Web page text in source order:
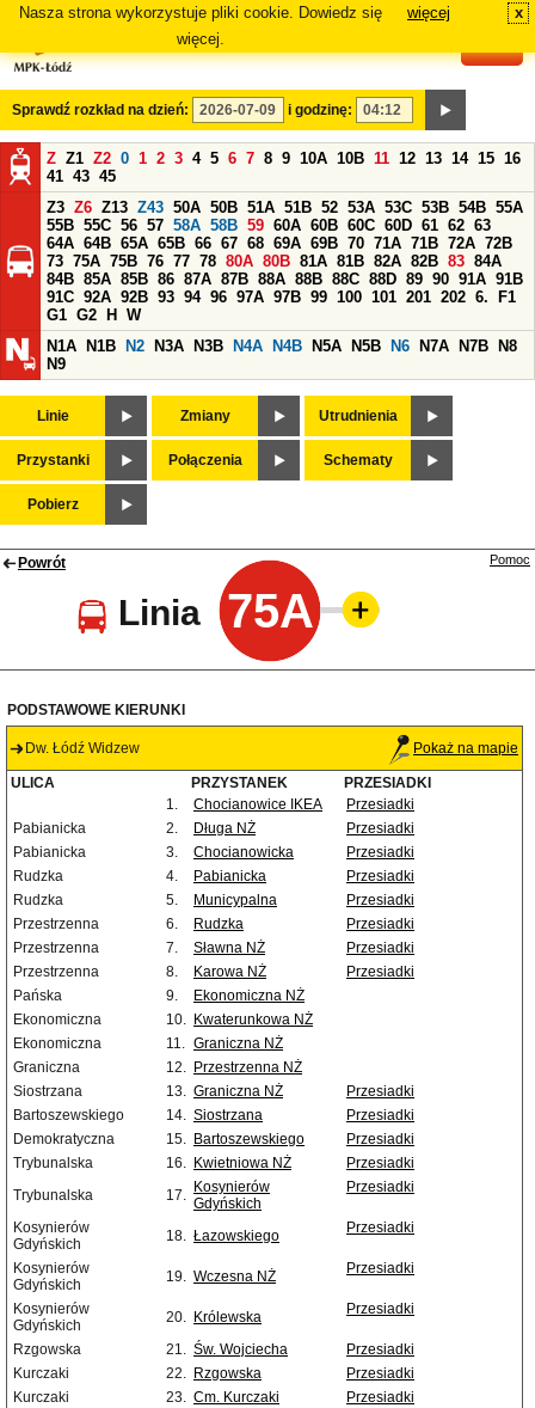
Nasza strona wykorzystuje pliki cookie. Dowiedz się
więcej.
więcej x
Sprawdź rozkład na dzień: i godzinę:
Z Z1 Z2 0 1 2 3 4 5 6 7 8 9 10A 10B 11 12 13 14 15 16
41 43 45
Z3 Z6 Z13 Z43 50A 50B 51A 51B 52 53A 53C 53B 54B 55A
55B 55C 56 57 58A 58B 59 60A 60B 60C 60D 61 62 63
64A 64B 65A 65B 66 67 68 69A 69B 70 71A 71B 72A 72B
73 75A 75B 76 77 78 80A 80B 81A 81B 82A 82B 83 84A
84B 85A 85B 86 87A 87B 88A 88B 88C 88D 89 90 91A 91B
91C 92A 92B 93 94 96 97A 97B 99 100 101 201 202 6.
F1
G1 G2 H
W
N1A
N1B N2 N3A N3B N4A N4B N5A N5B N6 N7A N7B
N8
N9
Linie Zmiany Utrudnienia
Przystanki Połączenia Schematy
Pobierz
Powrót
Linia 75A
Pomoc
PODSTAWOWE KIERUNKI
Dw. Łódź Widzew Pokaż na mapie
ULICA PRZYSTANEK
PRZESIADKI
1.
Chocianowice IKEA
Przesiadki
Pabianicka
2. Długa NŻ
Przesiadki
Pabianicka
3. Chocianowicka
Przesiadki
Rudzka
4. Pabianicka
Przesiadki
Rudzka
5. Municypalna
Przesiadki
Przestrzenna
6. Rudzka
Przesiadki
Przestrzenna
7. Sławna NŻ
Przesiadki
Przestrzenna
8. Karowa NŻ
Przesiadki
Pańska
9.
Ekonomiczna NŻ
Ekonomiczna
10. Kwaterunkowa NŻ
Ekonomiczna
11. Graniczna NŻ
Graniczna
12. Przestrzenna NŻ
Siostrzana
13. Graniczna NŻ
Przesiadki
Bartoszewskiego
14. Siostrzana
Przesiadki
Demokratyczna
15. Bartoszewskiego
Przesiadki
Trybunalska
16. Kwietniowa NŻ
Przesiadki
Trybunalska
17. Kosynierów
Gdyńskich
Przesiadki
Kosynierów
Gdyńskich
18. Łazowskiego Przesiadki
Kosynierów
Gdyńskich
19. Wczesna NŻ Przesiadki
Kosynierów
Gdyńskich
20. Królewska Przesiadki
Rzgowska 21. Św. Wojciecha
Przesiadki
Kurczaki
22. Rzgowska
Przesiadki
Kurczaki
23. Cm. Kurczaki
Przesiadki